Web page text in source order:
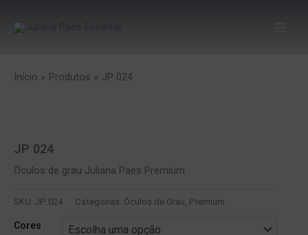
para
Início
Produtos JP 024
JP 024
Óculos de grau Juliana Paes Premium
SKU: JP 024 Categorias: Óculos de Grau Premium
Cores